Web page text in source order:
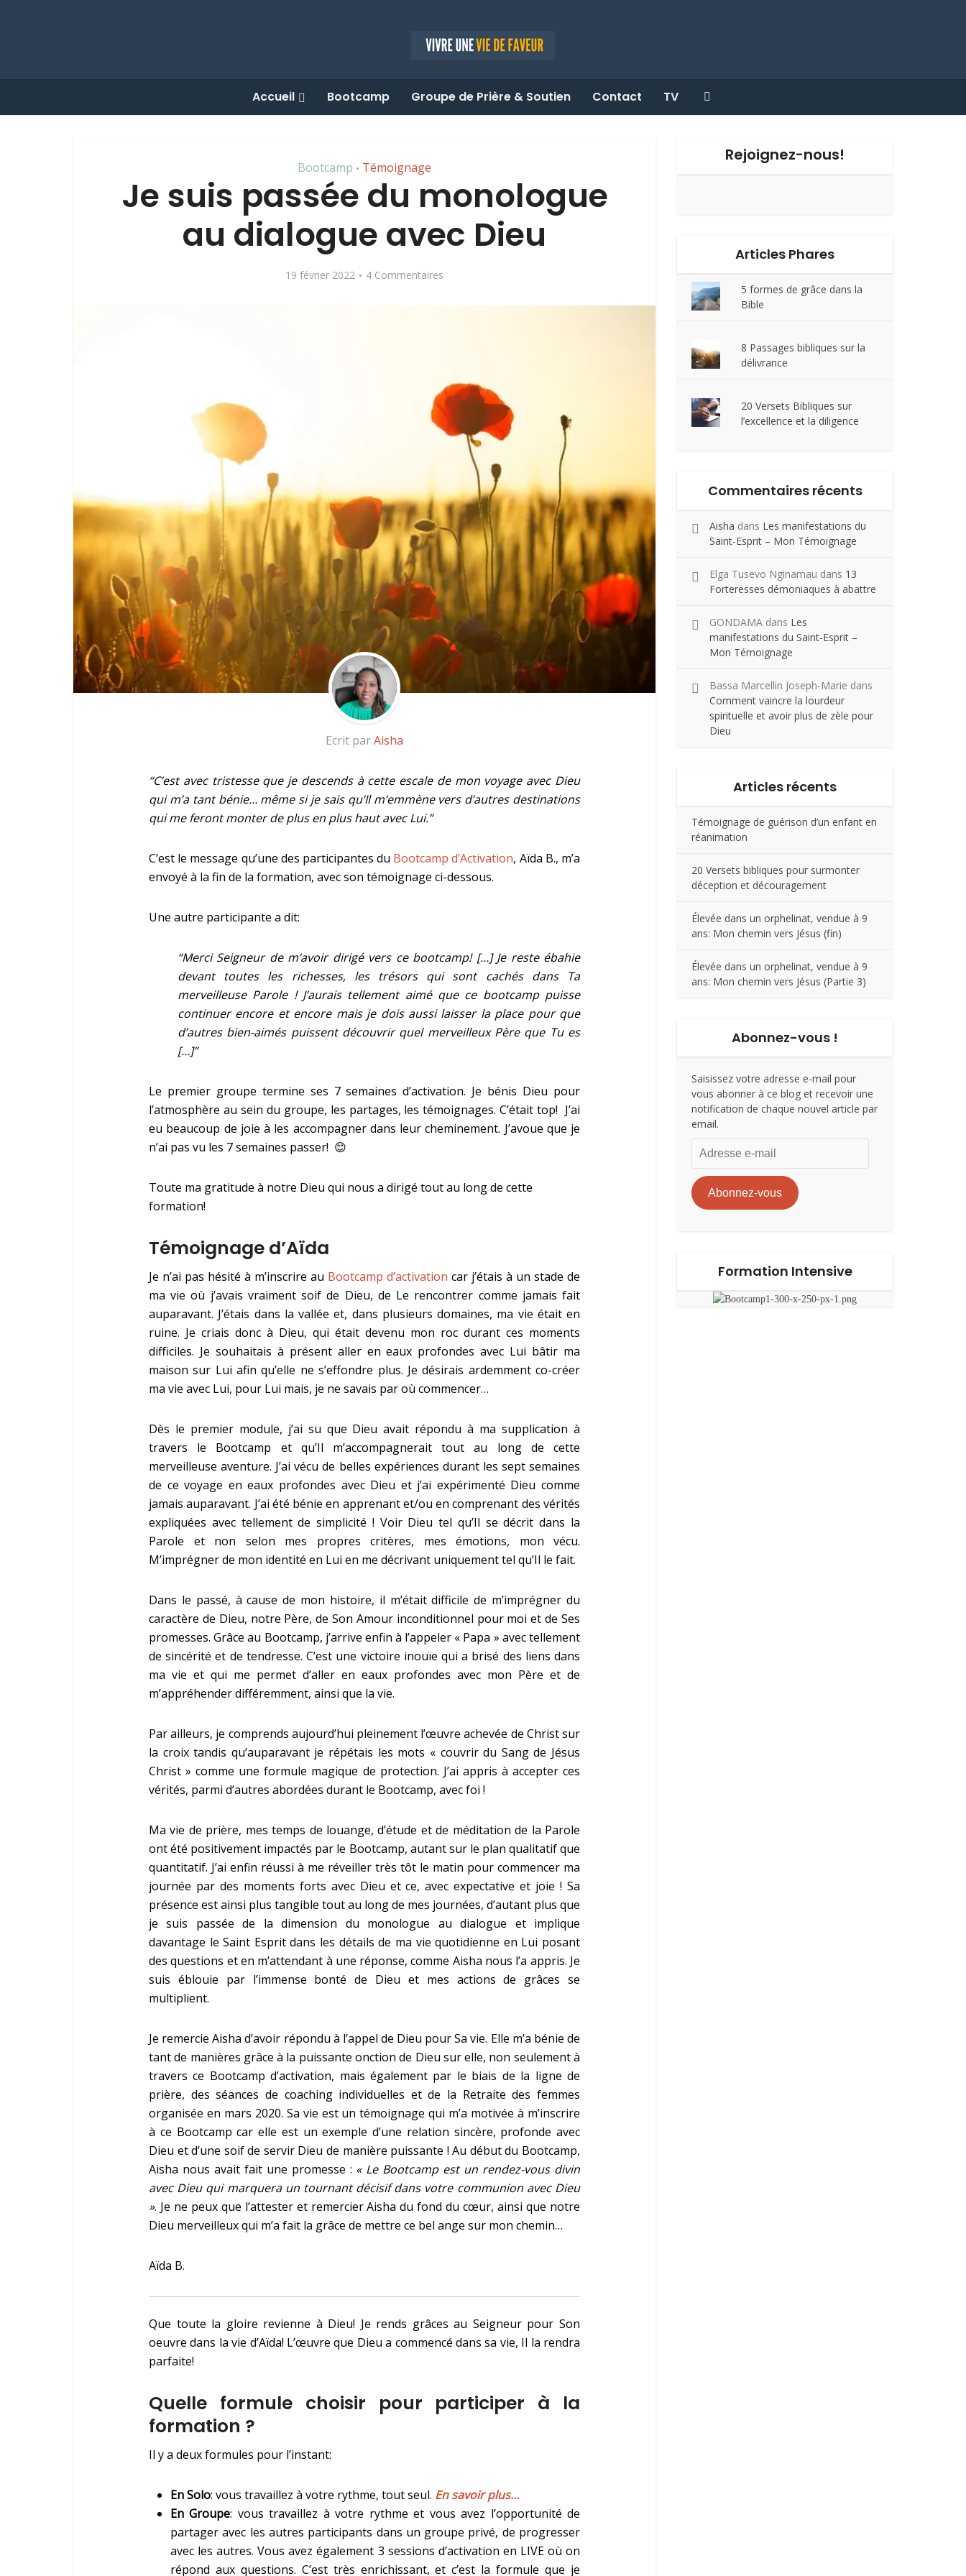
Accueil Bootcamp Groupe de Prière & Soutien Contact TV
Bootcamp • Témoignage
Je suis passée du monologue
au dialogue avec Dieu
19 février 2022 4 Commentaires
Ecrit parAisha
“C’est avec tristesse que je descends à cette escale de mon voyage avec Dieu
qui m’a tant bénie… même si je sais qu’Il m’emmène vers d’autres destinations
qui me feront monter de plus en plus haut avec Lui.”
C’est le message qu’une des participantes du Bootcamp d’Activation, Aïda B., m’a
envoyé à la fin de la formation, avec son témoignage ci-dessous.
Une autre participante a dit:
“Merci Seigneur de m’avoir dirigé vers ce bootcamp! […] Je reste ébahie
devant toutes les richesses, les trésors qui sont cachés dans Ta
merveilleuse Parole ! J’aurais tellement aimé que ce bootcamp puisse
continuer encore et encore mais je dois aussi laisser la place pour que
d’autres bien-aimés puissent découvrir quel merveilleux Père que Tu es
[…]”
Le premier groupe termine ses 7 semaines d’activation. Je bénis Dieu pour
l’atmosphère au sein du groupe, les partages, les témoignages. C’était top! J’ai
eu beaucoup de joie à les accompagner dans leur cheminement. J’avoue que je
n’ai pas vu les 7 semaines passer! 😊
Toute ma gratitude à notre Dieu qui nous a dirigé tout au long de cette
formation!
Témoignage d’Aïda
Je n’ai pas hésité à m’inscrire au Bootcamp d’activation car j’étais à un stade de
ma vie où j’avais vraiment soif de Dieu, de Le rencontrer comme jamais fait
auparavant. J’étais dans la vallée et, dans plusieurs domaines, ma vie était en
ruine. Je criais donc à Dieu, qui était devenu mon roc durant ces moments
difficiles. Je souhaitais à présent aller en eaux profondes avec Lui bâtir ma
maison sur Lui afin qu’elle ne s’effondre plus. Je désirais ardemment co-créer
ma vie avec Lui, pour Lui mais, je ne savais par où commencer…
Dès le premier module, j’ai su que Dieu avait répondu à ma supplication à
travers le Bootcamp et qu’Il m’accompagnerait tout au long de cette
merveilleuse aventure. J’ai vécu de belles expériences durant les sept semaines
de ce voyage en eaux profondes avec Dieu et j’ai expérimenté Dieu comme
jamais auparavant. J’ai été bénie en apprenant et/ou en comprenant des vérités
expliquées avec tellement de simplicité ! Voir Dieu tel qu’Il se décrit dans la
Parole et non selon mes propres critères, mes émotions, mon vécu.
M’imprégner de mon identité en Lui en me décrivant uniquement tel qu’Il le fait.
Dans le passé, à cause de mon histoire, il m’était difficile de m’imprégner du
caractère de Dieu, notre Père, de Son Amour inconditionnel pour moi et de Ses
promesses. Grâce au Bootcamp, j’arrive enfin à l’appeler « Papa » avec tellement
de sincérité et de tendresse. C’est une victoire inouïe qui a brisé des liens dans
ma vie et qui me permet d’aller en eaux profondes avec mon Père et de
m’appréhender différemment, ainsi que la vie.
Par ailleurs, je comprends aujourd’hui pleinement l’œuvre achevée de Christ sur
la croix tandis qu’auparavant je répétais les mots « couvrir du Sang de Jésus
Christ » comme une formule magique de protection. J’ai appris à accepter ces
vérités, parmi d’autres abordées durant le Bootcamp, avec foi !
Ma vie de prière, mes temps de louange, d’étude et de méditation de la Parole
ont été positivement impactés par le Bootcamp, autant sur le plan qualitatif que
quantitatif. J’ai enfin réussi à me réveiller très tôt le matin pour commencer ma
journée par des moments forts avec Dieu et ce, avec expectative et joie ! Sa
présence est ainsi plus tangible tout au long de mes journées, d’autant plus que
je suis passée de la dimension du monologue au dialogue et implique
davantage le Saint Esprit dans les détails de ma vie quotidienne en Lui posant
des questions et en m’attendant à une réponse, comme Aisha nous l’a appris. Je
suis éblouie par l’immense bonté de Dieu et mes actions de grâces se
multiplient.
Je remercie Aisha d’avoir répondu à l’appel de Dieu pour Sa vie. Elle m’a bénie de
tant de manières grâce à la puissante onction de Dieu sur elle, non seulement à
travers ce Bootcamp d’activation, mais également par le biais de la ligne de
prière, des séances de coaching individuelles et de la Retraite des femmes
organisée en mars 2020. Sa vie est un témoignage qui m’a motivée à m’inscrire
à ce Bootcamp car elle est un exemple d’une relation sincère, profonde avec
Dieu et d’une soif de servir Dieu de manière puissante ! Au début du Bootcamp,
Aisha nous avait fait une promesse : « Le Bootcamp est un rendez-vous divin
avec Dieu qui marquera un tournant décisif dans votre communion avec Dieu
». Je ne peux que l’attester et remercier Aisha du fond du cœur, ainsi que notre
Dieu merveilleux qui m’a fait la grâce de mettre ce bel ange sur mon chemin…
Aïda B.
Que toute la gloire revienne à Dieu! Je rends grâces au Seigneur pour Son
oeuvre dans la vie d’Aïda! L’œuvre que Dieu a commencé dans sa vie, Il la rendra
parfaite!
Quelle formule choisir pour participer à la
formation ?
Il y a deux formules pour l’instant:
En Solo: vous travaillez à votre rythme, tout seul. En savoir plus…
En Groupe: vous travaillez à votre rythme et vous avez l’opportunité de
partager avec les autres participants dans un groupe privé, de progresser
avec les autres. Vous avezégalement 3 sessions d’activation en LIVE où on
répond aux questions. C’est très enrichissant, et c’est la formule que je
Rejoignez-nous!
Articles Phares
5 formes de grâce dans la
Bible
8 Passages bibliques sur la
délivrance
20 Versets Bibliques sur
l’excellence et la diligence
Commentaires récents
Aisha dans Les manifestations du
Saint-Esprit – Mon Témoignage
Elga Tusevo Nginamau dans 13
Forteresses démoniaques à abattre
GONDAMA dans Les
manifestations du Saint-Esprit –
Mon Témoignage
Bassa Marcellin Joseph-Marie dans
Comment vaincre la lourdeur
spirituelle et avoir plus de zèle pour
Dieu
Articles récents
Témoignage de guérison d’un enfant en
réanimation
20 Versets bibliques pour surmonter
déception et découragement
Élevée dans un orphelinat, vendue à 9
ans: Mon chemin vers Jésus (fin)
Élevée dans un orphelinat, vendue à 9
ans: Mon chemin vers Jésus (Partie 3)
Abonnez-vous !
Saisissez votre adresse e-mail pour
vous abonner à ce blog et recevoir une
notification de chaque nouvel article par
email.
Adresse
e-
mail
Abonnez-vous
Formation Intensive